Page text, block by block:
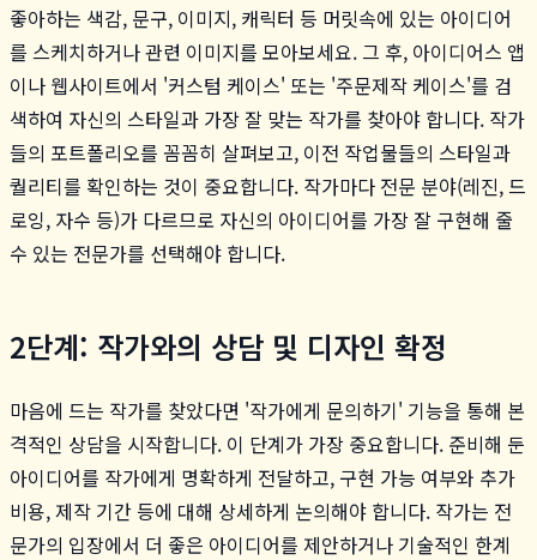
좋아하는 색감, 문구, 이미지, 캐릭터 등 머릿속에 있는 아이디어
를 스케치하거나 관련 이미지를 모아보세요. 그 후, 아이디어스 앱
이나 웹사이트에서 '커스텀 케이스' 또는 '주문제작 케이스'를 검
색하여 자신의 스타일과 가장 잘 맞는 작가를 찾아야 합니다. 작가
들의 포트폴리오를 꼼꼼히 살펴보고, 이전 작업물들의 스타일과
퀄리티를 확인하는 것이 중요합니다. 작가마다 전문 분야(레진, 드
로잉, 자수 등)가 다르므로 자신의 아이디어를 가장 잘 구현해 줄
수 있는 전문가를 선택해야 합니다.
2단계: 작가와의 상담 및 디자인 확정
마음에 드는 작가를 찾았다면 '작가에게 문의하기' 기능을 통해 본
격적인 상담을 시작합니다. 이 단계가 가장 중요합니다. 준비해 둔
아이디어를 작가에게 명확하게 전달하고, 구현 가능 여부와 추가
비용, 제작 기간 등에 대해 상세하게 논의해야 합니다. 작가는 전
문가의 입장에서 더 좋은 아이디어를 제안하거나 기술적인 한계